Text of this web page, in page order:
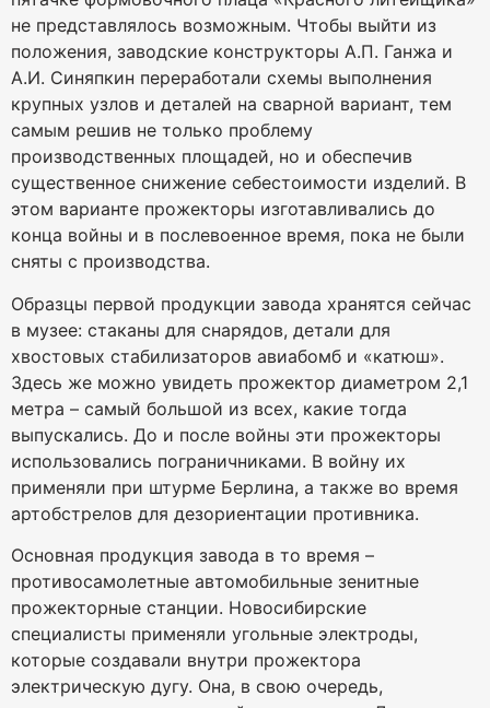
не представлялось возможным. Чтобы выйти из
положения, заводские конструкторы А.П. Ганжа и
А.И. Синяпкин переработали схемы выполнения
крупных узлов и деталей на сварной вариант, тем
самым решив не только проблему
производственных площадей, но и обеспечив
существенное снижение себестоимости изделий. В
этом варианте прожекторы изготавливались до
конца войны и в послевоенное время, пока не были
сняты с производства.
Образцы первой продукции завода хранятся сейчас
в музее: стаканы для снарядов, детали для
хвостовых стабилизаторов авиабомб и «катюш».
Здесь же можно увидеть прожектор диаметром 2,1
метра – самый большой из всех, какие тогда
выпускались. До и после войны эти прожекторы
использовались пограничниками. В войну их
применяли при штурме Берлина, а также во время
артобстрелов для дезориентации противника.
Основная продукция завода в то время –
противосамолетные автомобильные зенитные
прожекторные станции. Новосибирские
специалисты применяли угольные электроды,
которые создавали внутри прожектора
электрическую дугу. Она, в свою очередь,